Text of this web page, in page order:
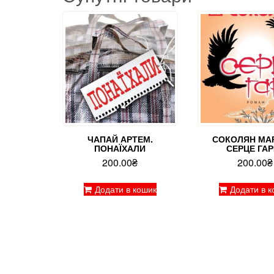
ЧАПАЙ АРТЕМ.
ПОНАЇХАЛИ
200.00₴
Додати в кошик
СОКОЛЯН
СЕРЦЕ
200.00₴
Додати в